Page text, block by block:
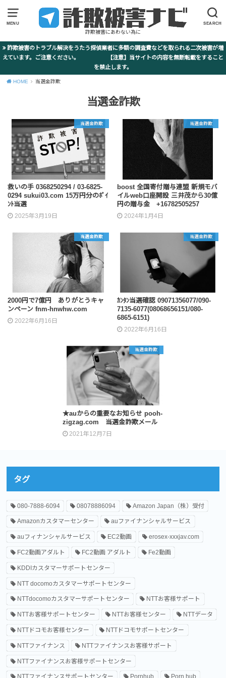
MENU SEARCH
詐欺被害にあわない為に
詐欺被害のトラブル解決をうたう探偵業者に多額の調査費などを取られる二次被害が増
えています。ご注意ください。 【注意】当サイトの内容を無断転載をすること
を禁止します。
HOME 当選金詐欺
当選金詐欺
当選金詐欺
救いの手 0368250294 / 03-6825-
0294 sukui03.com 15万円分のﾎﾟｲ
ﾝﾄ当選
2025年3月19日
当選金詐欺
boost 全国寄付贈与連盟 新規モバ
イルweb口座開設 三井茂から30億
円の贈与金 +16782505257
2024年1月4日
当選金詐欺
2000円で7億円 ありがとうキャ
ンペーン fnm-hnwhw.com
2022年6月16日
当選金詐欺
ｶﾝﾀﾝ当選確認 09071356077/090-
7135-6077(08068656151/080-
6865-6151)
2022年6月16日
当選金詐欺
★auからの重要なお知らせ pooh-
zigzag.com 当選金詐欺メール
2021年12月7日
タグ
080-7888-6094 08078886094 Amazon Japan（株）受付
Amazonカスタマーセンター auファイナンシャルサービス
auフィナンシャルサービス EC2動画 erosex-xxxjav.com
FC2動画アダルト FC2動画 アダルト Fe2動画
KDDIカスタマーサポートセンター
NTT docomoカスタマーサポートセンター
NTTdocomoカスタマーサポートセンター NTTお客様サポート
NTTお客様サポートセンター NTTお客様センター NTTデータ
NTTドコモお客様センター NTTドコモサポートセンター
NTTファイナンス NTTファイナンスお客様サポート
NTTファイナンスお客様サポートセンター